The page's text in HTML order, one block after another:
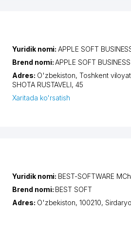
Yuridik nomi:APPLE SOFT
Brend nomi:APPLE SOFT
Adres: O'zbekiston,Toshkent
SHOTA RUSTAVELI, 45
Xaritada ko'rsatish
Yuridik nomi: BEST-SOFTWARE
Brend nomi: BEST SOFT
Adres: O'zbekiston, 100210,